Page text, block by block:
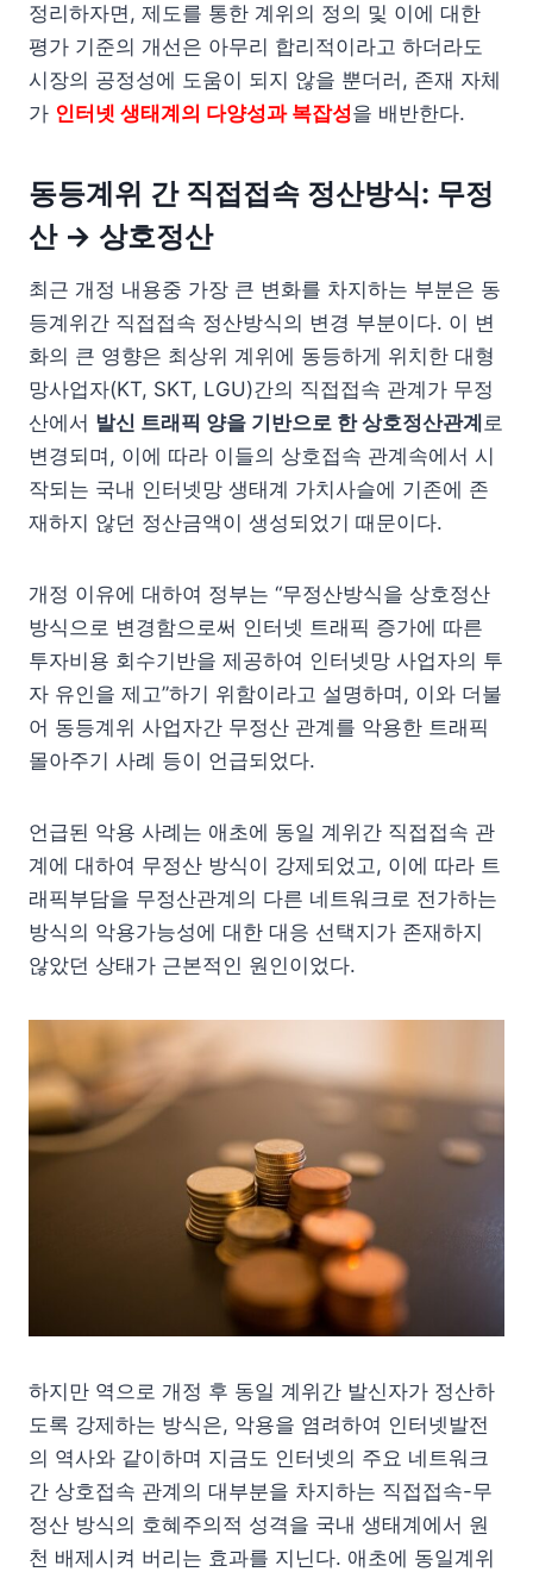
정리하자면, 제도를 통한 계위의 정의 및 이에 대한
평가 기준의 개선은 아무리 합리적이라고 하더라도
시장의 공정성에 도움이 되지 않을 뿐더러, 존재 자체
가 인터넷 생태계의 다양성과 복잡성을 배반한다.
동등계위 간 직접접속 정산방식: 무정
산 → 상호정산
최근 개정 내용중 가장 큰 변화를 차지하는 부분은 동
등계위간 직접접속 정산방식의 변경 부분이다. 이 변
화의 큰 영향은 최상위 계위에 동등하게 위치한 대형
망사업자(KT, SKT, LGU)간의 직접접속 관계가 무정
산에서 발신 트래픽 양을 기반으로 한 상호정산관계 로
변경되며, 이에 따라 이들의 상호접속 관계속에서 시
작되는 국내 인터넷망 생태계 가치사슬에 기존에 존
재하지 않던 정산금액이 생성되었기 때문이다.
개정 이유에 대하여 정부는 “무정산방식을 상호정산
방식으로 변경함으로써 인터넷 트래픽 증가에 따른
투자비용 회수기반을 제공하여 인터넷망 사업자의 투
자 유인을 제고”하기 위함이라고 설명하며, 이와 더불
어 동등계위 사업자간 무정산 관계를 악용한 트래픽
몰아주기 사례 등이 언급되었다.
언급된 악용 사례는 애초에 동일 계위간 직접접속 관
계에 대하여 무정산 방식이 강제되었고, 이에 따라 트
래픽부담을 무정산관계의 다른 네트워크로 전가하는
방식의 악용가능성에 대한 대응 선택지가 존재하지
않았던 상태가 근본적인 원인이었다.
하지만 역으로 개정 후 동일 계위간 발신자가 정산하
도록 강제하는 방식은, 악용을 염려하여 인터넷발전
의 역사와 같이하며 지금도 인터넷의 주요 네트워크
간 상호접속 관계의 대부분을 차지하는 직접접속-무
정산 방식의 호혜주의적 성격을 국내 생태계에서 원
천 배제시켜 버리는 효과를 지닌다. 애초에 동일계위